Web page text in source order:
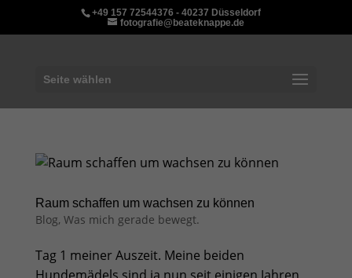
+49 157 72544376 - 40237 Düsseldorf
fotografie@beateknappe.de
Seite wählen
Raum schaffen um wachsen zu können
Blog, Was mich gerade bewegt.
Tag 1 meiner Auszeit. Meine beiden